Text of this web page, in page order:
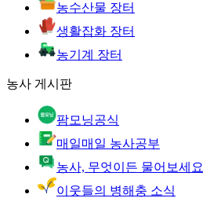
농수산물 장터
생활잡화 장터
농기계 장터
농사 게시판
팜모닝공식
매일매일 농사공부
농사, 무엇이든 물어보세요
이웃들의 병해충 소식